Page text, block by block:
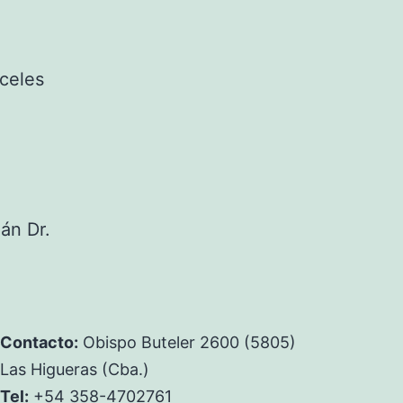
Dr.
Contacto: Obispo Buteler 2600 (5805)
Las Higueras (Cba.)
Tel: +54 358-4702761